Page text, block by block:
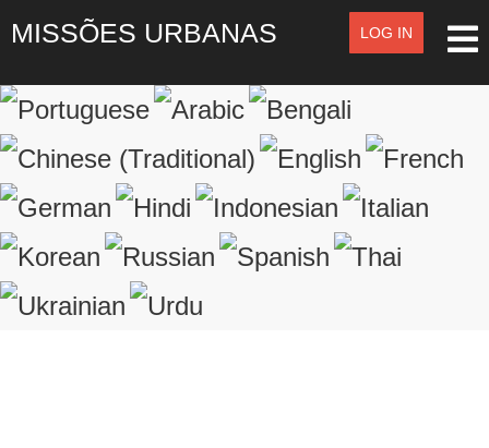
MISSÕES URBANAS LOG IN
LOGIN Registre-se
Lembrar de Mim
Esqueceu o nome de usuário?